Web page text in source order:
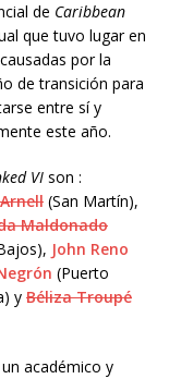
de Caribbean
que tuvo lugar en
por la
de transición para
entre sí y
este año.
VI son :
(San Martín),
Maldonado
John Reno
(Puerto
y Béliza Troupé
un académico y